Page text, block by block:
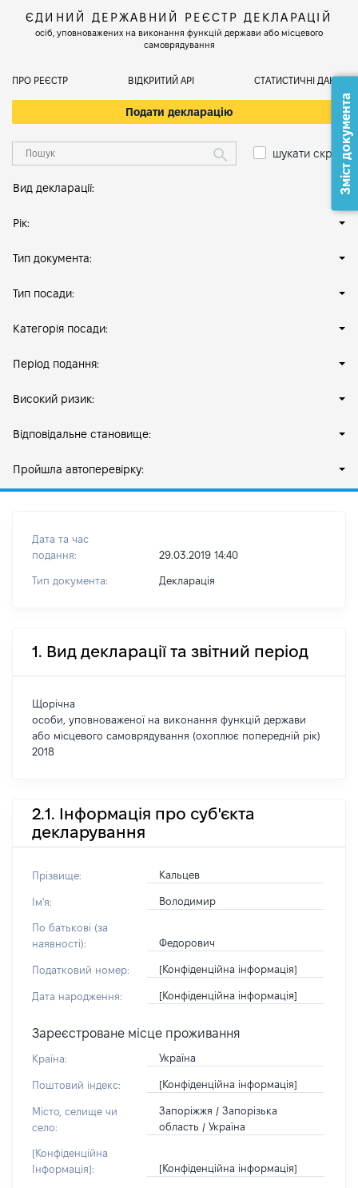
ЄДИНИЙ ДЕРЖАВНИЙ РЕЄСТР ДЕКЛАРАЦІЙ
осіб, уповноважених на виконання функцій держави або місцевого
самоврядування
ПРО РЕЄСТР ВІДКРИТИЙ АРІ СТАТИСТИЧНІ ДАНІ
Подати декларацію
шукати скрізь
Вид декларації:
Рік:
Тип документа:
Тип посади:
Категорія посади:
Період подання:
Високий ризик:
Відповідальне становище:
Пройшла автоперевірку:
Дата та час
подання:
29.03.2019 14:40
Тип документа: Декларація
1. Вид декларації та звітний період
Щорічна
особи, уповноваженої на виконання функцій держави
або місцевого самоврядування (охоплює попередній рік)
2018
2.1. Інформація про суб'єкта
декларування
Прізвище: Кальцев
Ім'я: Володимир
По батькові (за
наявності):
Федорович
Податковий номер: [Конфіденційна інформація]
Дата народження: [Конфіденційна інформація]
Зареєстроване місце проживання
Країна: Україна
Поштовий індекс: [Конфіденційна інформація]
Місто, селище чи
село:
Запоріжжя / Запорізька
область / Україна
[Конфіденційна
Інформація]:
[Конфіденційна інформація]
Зміст документа